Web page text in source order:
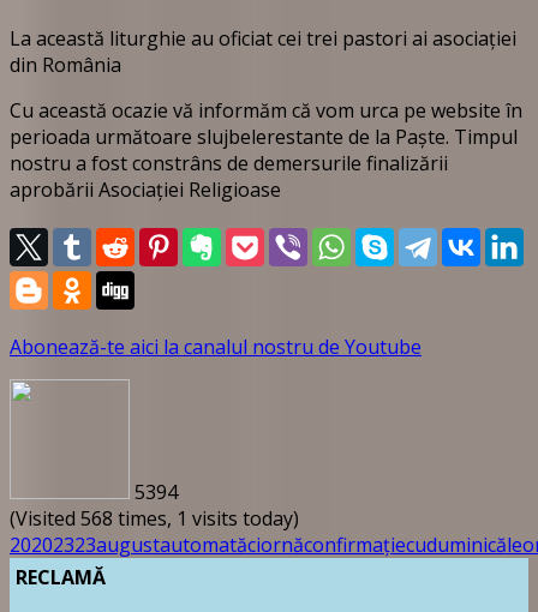
La această liturghie au oficiat cei trei pastori ai asociației
din România
Cu această ocazie vă informăm că vom urca pe website în
perioada următoare slujbelerestante de la Paște. Timpul
nostru a fost constrâns de demersurile finalizării
aprobării Asociației Religioase
Abonează-te aici la canalul nostru de Youtube
5394
(Visited 568 times, 1 visits today)
20202323augustautomatăciornăconfirmațiecuduminică
RECLAMĂ